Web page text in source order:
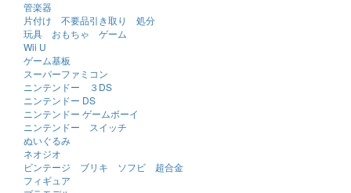
管楽器
片付け 不要品引き取り 処分
玩具 おもちゃ ゲーム
Wii U
ゲーム基板
スーパーファミコン
ニンテンドー ３DS
ニンテンドー DS
ニンテンドー ゲームボーイ
ニンテンドー スイッチ
ぬいぐるみ
ネオジオ
ビンテージ ブリキ ソフビ 超合金
フィギュア